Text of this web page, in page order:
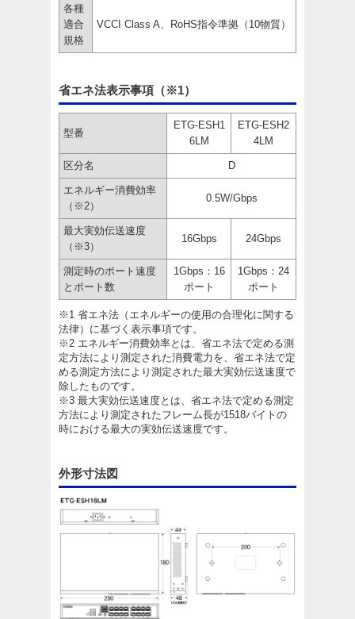
各種
適合
規格
VCCI Class A、RoHS指令準拠（10物質）
省エネ法表示事項（※1）
型番
ETG-ESH1
6LM
ETG-ESH2
4LM
区分名 D
エネルギー消費効率
（※2）
0.5W/Gbps
最大実効伝送速度
（※3）
16Gbps 24Gbps
測定時のポート速度
とポート数
1Gbps：16
ポート
1Gbps：24
ポート
※1 省エネ法（エネルギーの使用の合理化に関する
法律）に基づく表示事項です。
※2 エネルギー消費効率とは、省エネ法で定める測
定方法により測定された消費電力を、省エネ法で定
める測定方法により測定された最大実効伝送速度で
除したものです。
※3 最大実効伝送速度とは、省エネ法で定める測定
方法により測定されたフレーム長が1518バイトの
時における最大の実効伝送速度です。
外形寸法図